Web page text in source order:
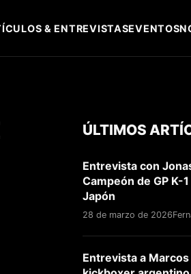
& ENTREVISTASEVENTOS
ÚLTIMOS
Entrevista con
Campeón de GP K-
Japón
28 de marzo de 2026
Entrevista a